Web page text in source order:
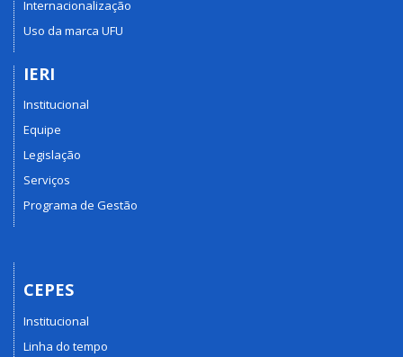
Internacionalização
Uso da marca UFU
IERI
Institucional
Equipe
Legislação
Serviços
Programa de Gestão
CEPES
Institucional
Linha do tempo